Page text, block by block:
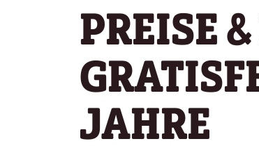
PREISE
JAHRE